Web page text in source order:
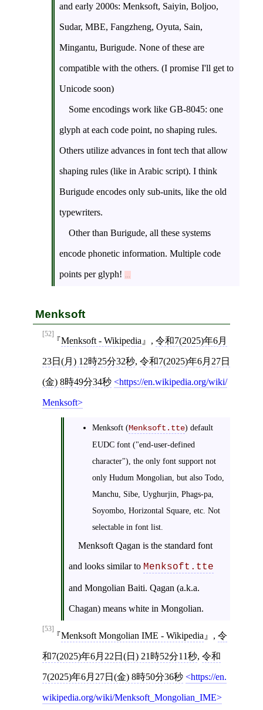
and early 2000s: Menksoft, Saiyin, Boljoo,
Sudar, MBE, Fangzheng, Oyuta, Sain,
Mingantu, Burigude. None of these are
compatible with the others. (I promise I'll get to
Unicode soon)
Some encodings work like GB-8045: one
glyph at each code point, no shaping rules.
Others utilize advances in font tech that allow
shaping rules (like in Arabic script). I think
Burigude encodes only sub-units, like the old
typewriters.
Other than Burigude, all these systems
encode phonetic information. Multiple code
points per glyph!
Menksoft
[52]
Menksoft - Wikipedia , 令和7(2025)年6月
23日(月) 12時25分32秒, 令和7(2025)年6月27日
(金) 8時49分34秒 https://en.wikipedia.org/wiki/
Menksoft
Menksoft (Menksoft.tte) default
EUDC font ("end-user-defined
character"), the only font support not
only Hudum Mongolian, but also Todo,
Manchu, Sibe, Uyghurjin, Phags-pa,
Soyombo, Horizontal Square, etc. Not
selectable in font list.
Menksoft Qagan is the standard font
and looks similar to Menksoft.tte
and Mongolian Baiti. Qagan (a.k.a.
Chagan) means white in Mongolian.
[53]
Menksoft Mongolian IME - Wikipedia , 令
和7(2025)年6月22日(日) 21時52分11秒, 令和
7(2025)年6月27日(金) 8時50分36秒 https://en.
wikipedia.org/wiki/Menksoft_Mongolian_IME